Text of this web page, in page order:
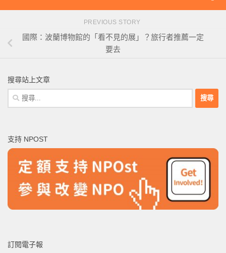
PREVIOUS STORY
國際：波蘭博物館的「看不見的展」？旅行者推薦一定
要去
搜尋站上文章
搜
尋
字:
支持 NPOST
訂閱電子報